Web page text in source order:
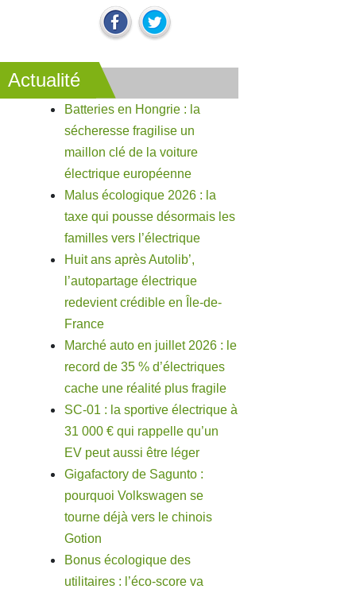
Actualité
Batteries en Hongrie : la
sécheresse fragilise un
maillon clé de la voiture
électrique européenne
Malus écologique 2026 : la
taxe qui pousse désormais les
familles vers l’électrique
Huit ans après Autolib’,
l’autopartage électrique
redevient crédible en Île-de-
France
Marché auto en juillet 2026 : le
record de 35 % d’électriques
cache une réalité plus fragile
SC-01 : la sportive électrique à
31 000 € qui rappelle qu’un
EV peut aussi être léger
Gigafactory de Sagunto :
pourquoi Volkswagen se
tourne déjà vers le chinois
Gotion
Bonus écologique des
utilitaires : l’éco-score va